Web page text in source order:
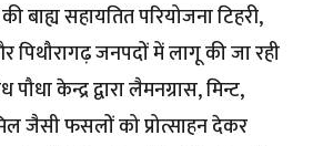
बाह्य सहायतित परियोजना टिहरी,
पिथौरागढ़ जनपदों में लागू की जा रही
केन्द्र द्वारा लैमनग्रास, मिन्ट,
जैसी फसलों को प्रोत्साहन देकर